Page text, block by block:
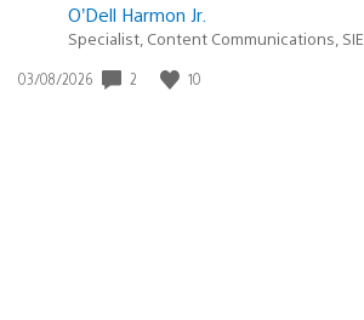
O’Dell Harmon Jr.
Specialist, Content Communications, SIE
Date
03/08/2026 2 10